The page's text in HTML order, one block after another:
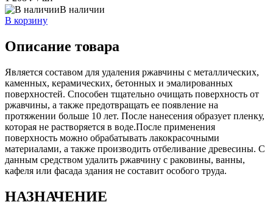
В наличии
В корзину
Описание товара
Является составом для удаления ржавчины с металлических,
каменных, керамических, бетонных и эмалированных
поверхностей. Способен тщательно очищать поверхность от
ржавчины, а также предотвращать ее появление на
протяжении больше 10 лет. После нанесения образует пленку,
которая не растворяется в воде.После применения
поверхность можно обрабатывать лакокрасочными
материалами, а также производить отбеливание древесины. С
данным средством удалить ржавчину с раковины, ванны,
кафеля или фасада здания не составит особого труда.
НАЗНАЧЕНИЕ